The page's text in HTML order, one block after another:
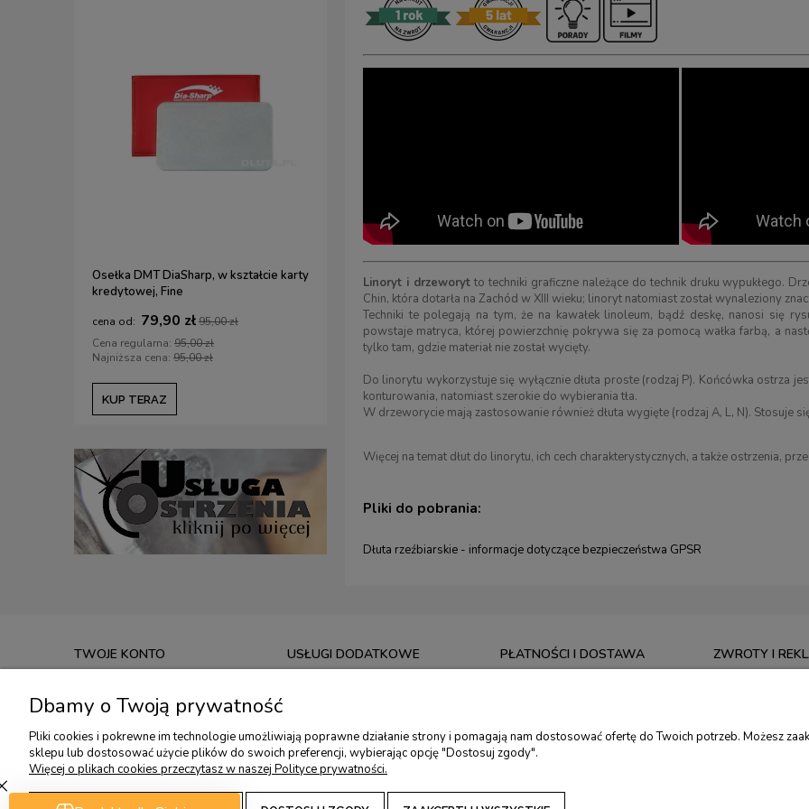
Osełka DMT DiaSharp, w kształcie karty
kredytowej, Fine
79,90 zł95,00 zł
Cena regularna: 95,00 zł
Najniższa cena: 95,00 zł
KUP TERAZ
Zestaw 3 pił japońskich
(Ryoba/Kataba/Dozuki) Z-SAW, 240
mm
529,00 zł560,00 zł
Cena regularna:560,00 zł
Najniższa cena:
KUP TERAZ
Kamień japoński sztuczny SHAPTON
HR, Hard Bond, blok, granulacja 1000
199,00 zł 219,00 zł
KUP TERAZ
Linoryt i drzeworytto techniki graficzne należące do technik druku wypukłego.
Chin, która dotarła na Zachód w XIII wieku; linoryt natomiast został wynaleziony
Techniki te polegają na tym, że na kawałek linoleum, bądź deskę, nanosi się
powstaje matryca, której powierzchnię pokrywa się za pomocą wałka farbą, a
tylko tam, gdzie materiał nie został wycięty.
Do linorytu wykorzystuje się wyłącznie dłuta proste (rodzaj P). Końcówka ostrza
konturowania, natomiast szerokie do wybierania tła.
W drzeworycie mają zastosowanie również dłuta wygięte (rodzaj A, L, N). Stosuje
Więcej na temat dłut do linorytu, ich cech charakterystycznych, a także ostrzenia,
Pliki do pobrania:
Dłuta rzeźbiarskie - informacje dotyczące bezpieczeństwa GPSR
TWOJE KONTO
USTAWIENIA KONTA
PRZECHOWALNIA
USŁUGI DODATKOWE
KONSULTACJE OSTRZ. TORMEK
WARSZTATY RZEŹBIARSKIE
PŁATNOŚCI I DOSTAWA
FORMY PŁATNOŚCI
ZAKUPY NA RATY
ZWROTY I
DOKONAJ
Dbamy o Twoją prywatność
Pliki cookies i pokrewne im technologie umożliwiają poprawne działanie strony i pomagają nam dostosować ofertę do Twoich potrzeb. Możesz
sklepu lub dostosować użycie plików do swoich preferencji, wybierając opcję "Dostosuj zgody".
Więcej o plikach cookies przeczytasz w naszej Polityce prywatności.